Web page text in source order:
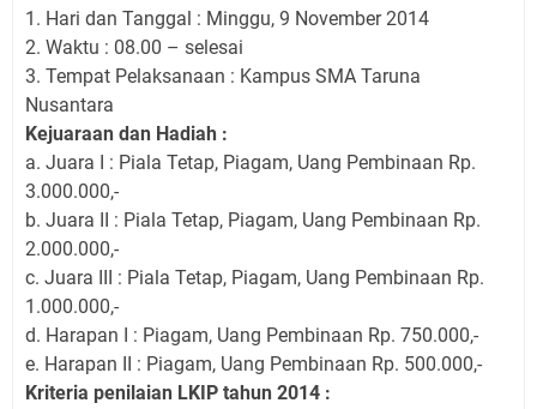
1. Hari dan Tanggal : Minggu, 9 November 2014
2. Waktu : 08.00 – selesai
3. Tempat Pelaksanaan : Kampus SMA Taruna
Nusantara
Kejuaraan dan Hadiah :
a. Juara I : Piala Tetap, Piagam, Uang Pembinaan Rp.
3.000.000,-
b. Juara II : Piala Tetap, Piagam, Uang Pembinaan Rp.
2.000.000,-
c. Juara III : Piala Tetap, Piagam, Uang Pembinaan Rp.
1.000.000,-
d. Harapan I : Piagam, Uang Pembinaan Rp. 750.000,-
e. Harapan II : Piagam, Uang Pembinaan Rp. 500.000,-
Kriteria penilaian LKIP tahun 2014 :